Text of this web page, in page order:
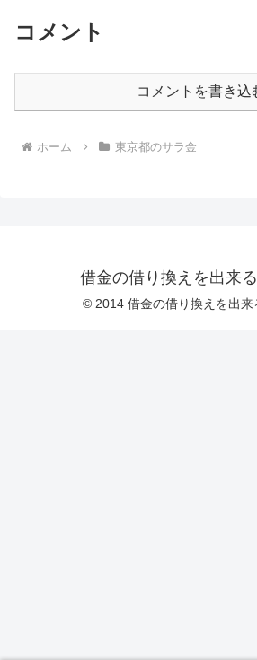
コメント
コメントを書き込
ホーム 東京都のサラ金
借金の借り換えを出来
© 2014 借金の借り換えを出来